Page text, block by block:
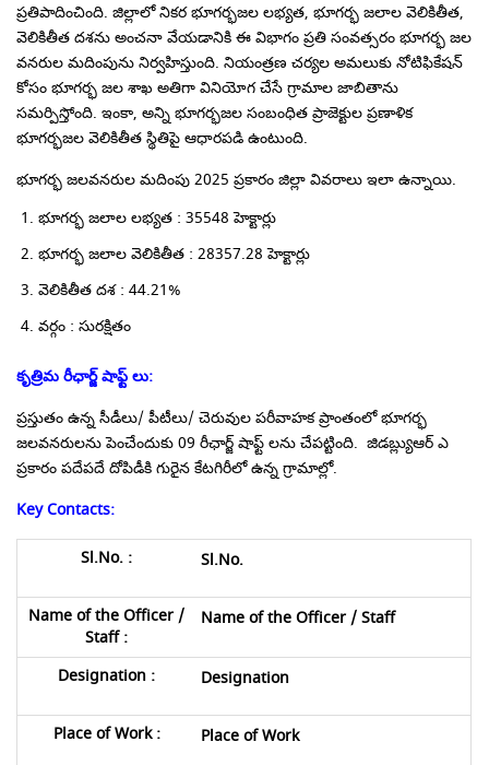
ప్రతిపాదించింది. జిల్లాలో నికర భూగర్భజల లభ్యత, భూగర్భ జలాల వెలికితీత,
వెలికితీత దశను అంచనా వేయడానికి ఈ విభాగం ప్రతి సంవత్సరం భూగర్భ జల
వనరుల మదింపును నిర్వహిస్తుంది. నియంత్రణ చర్యల అమలుకు నోటిఫికేషన్
కోసం భూగర్భ జల శాఖ అతిగా వినియోగ చేసే గ్రామాల జాబితాను
సమర్పిస్తోంది. ఇంకా, అన్ని భూగర్భజల సంబంధిత ప్రాజెక్టుల ప్రణాళిక
భూగర్భజల వెలికితీత స్థితిపై ఆధారపడి ఉంటుంది.
భూగర్భ జలవనరుల మదింపు 2025 ప్రకారం జిల్లా వివరాలు ఇలా ఉన్నాయి.
భూగర్భ జలాల లభ్యత : 35548 హెక్టార్లు
భూగర్భ జలాల వెలికితీత : 28357.28 హెక్టార్లు
వెలికితీత దశ : 44.21%
వర్గం : సురక్షితం
కృత్రిమ రీఛార్జ్ షాఫ్ట్ లు:
ప్రస్తుతం ఉన్న సీడీలు/ పీటీలు/ చెరువుల పరీవాహక ప్రాంతంలో భూగర్భ
జలవనరులను పెంచేందుకు 09 రీఛార్జ్ షాఫ్ట్ లను చేపట్టింది. జిడబ్ల్యుఆర్ ఎ
ప్రకారం పదేపదే దోపిడీకి గురైన కేటగిరీలో ఉన్న గ్రామాల్లో.
Key Contacts:
Sl.No.
Name of the Officer / Staff
Designation
Place of Work